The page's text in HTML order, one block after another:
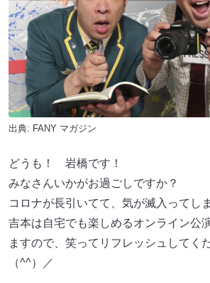
出典: FANY マガジン
どうも！ 岩橋です！
みなさんいかがお過ごしですか？
コロナが長引いてて、気が滅入ってし
吉本は自宅でも楽しめるオンライン公
ますので、笑ってリフレッシュしてく
（^^）／